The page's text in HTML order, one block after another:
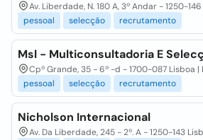
Av. Liberdade, N. 180 A, 3º Andar - 1250-
pessoal
selecção recrutamento
Msl - Multiconsultadoria E
Cpº Grande, 35 - 6º -d - 1700-087 Lisboa |
pessoal
selecção recrutamento
Nicholson Internacional
Av. Da Liberdade, 245 - 2º. A - 1250-143